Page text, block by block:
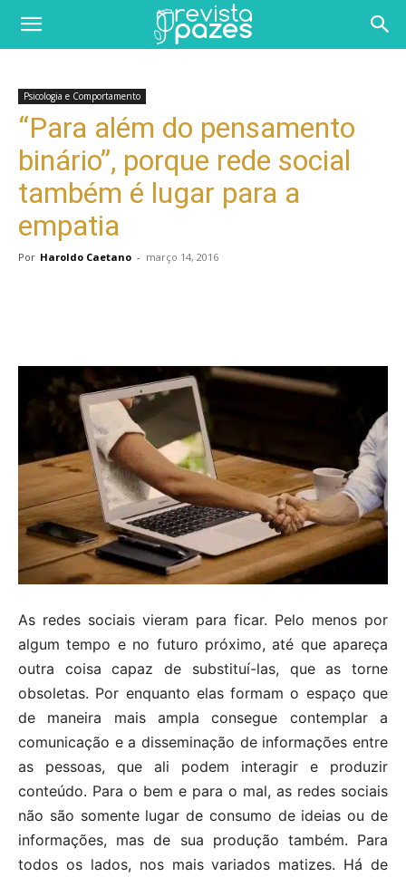
Psicologia e Comportamento
“Para além do pensamento
binário”, porque rede social
também é lugar para a
empatia
Por Haroldo Caetano - março 14, 2016
As redes sociais vieram para ficar. Pelo menos por
algum tempo e no futuro próximo, até que apareça
outra coisa capaz de substituí-las, que as torne
obsoletas. Por enquanto elas formam o espaço que
de maneira mais ampla consegue contemplar a
comunicação e a disseminação de informações entre
as pessoas, que ali podem interagir e produzir
conteúdo. Para o bem e para o mal, as redes sociais
não são somente lugar de consumo de ideias ou de
informações, mas de sua produção também. Para
todos os lados, nos mais variados matizes. Há de